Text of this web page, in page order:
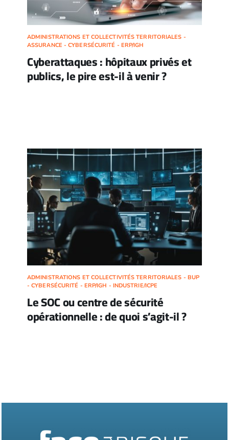
ADMINISTRATIONS ET COLLECTIVITÉS TERRITORIALES -
ASSURANCE - CYBERSÉCURITÉ - ERP/IGH
Cyberattaques : hôpitaux privés et
publics, le pire est-il à venir ?
ADMINISTRATIONS ET COLLECTIVITÉS TERRITORIALES - BUP
- CYBERSÉCURITÉ - ERP/IGH - INDUSTRIE/ICPE
Le SOC ou centre de sécurité
opérationnelle : de quoi s’agit-il ?